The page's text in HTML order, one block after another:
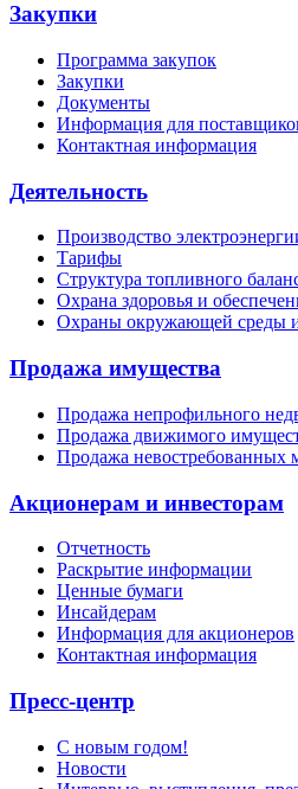
Закупки
Программа закупок
Закупки
Документы
Информация для
Контактная информация
Деятельность
Производство
Тарифы
Структура топливного
Охрана здоровья и
Охраны окружающей среды и
Продажа имущества
Продажа непрофильного
Продажа движимого
Продажа невостребованных
Акционерам и инвесторам
Отчетность
Раскрытие информации
Ценные бумаги
Инсайдерам
Информация для акционеров
Контактная информация
Пресс-центр
С новым годом!
Новости